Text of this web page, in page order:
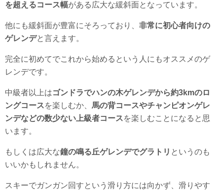
を超えるコース幅がある広大な緩斜面となっています。
他にも緩斜面が豊富にそろっており、 非常に初心者向けの
ゲレンデと言えます。
完全に初めてでこれから始めるという人にもオススメのゲ
レンデです。
中級者以上はゴンドラでハンの木ゲレンデから約3kmのロ
ングコースを楽しむか、 馬の背コースやチャンピオンゲレ
ンデなどの数少ない上級者コースを楽しむことになると思
います。
もしくは広大な鐘の鳴る丘ゲレンデでグラトリ というのも
いいかもしれません。
スキーでガンガン回すという滑り方には向かず、滑りやす